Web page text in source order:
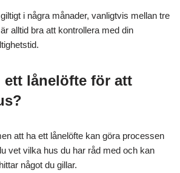
i några månader, vanligtvis mellan tre
alltid bra att kontrollera med din
ett lånelöfte för att
att ha ett lånelöfte kan göra processen
vet vilka hus du har råd med och kan
något du gillar.